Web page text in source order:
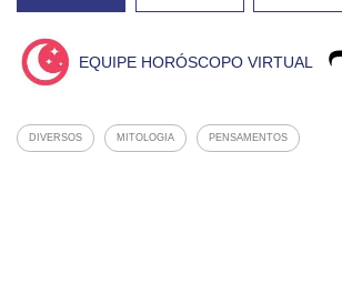
EQUIPE HORÓSCOPO VIRTUAL
DIVERSOS MITOLOGIA PENSAMENTOS